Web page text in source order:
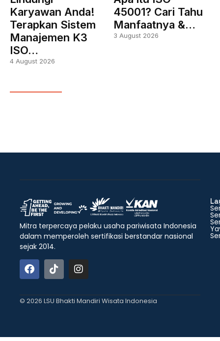
Karyawan Anda!
Terapkan Sistem
Manajemen K3
ISO…
4 August 2026
45001? Cari Tahu
Manfaatnya &…
3 August 2026
Mitra terpercaya pelaku usaha pariwisata Indonesia
dalam memperoleh sertifikasi berstandar nasional
sejak 2014.
© 2026 LSU Bhakti Mandiri Wisata Indonesia